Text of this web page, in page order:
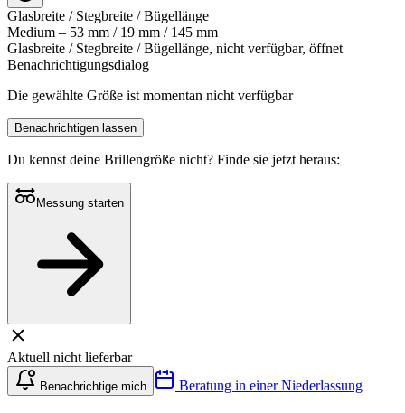
Glasbreite / Stegbreite / Bügellänge
Medium – 53 mm / 19 mm / 145 mm
Glasbreite / Stegbreite / Bügellänge, nicht verfügbar, öffnet
Benachrichtigungsdialog
Die gewählte Größe ist momentan nicht verfügbar
Benachrichtigen lassen
Du kennst deine Brillengröße nicht? Finde sie jetzt heraus:
Messung starten
Aktuell nicht lieferbar
Benachrichtige mich Beratung in einer Niederlassung